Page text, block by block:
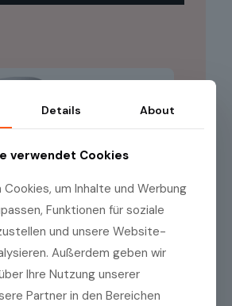
Details About
verwendet Cookies
um Inhalte und Werbung
Funktionen für soziale
und unsere Website-
Außerdem geben wir
Ihre Nutzung unserer
Partner in den Bereichen